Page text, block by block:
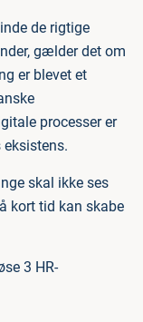
de rigtige
gælder det om
er blevet et
processer er
skal ikke ses
kort tid kan skabe
3 HR-